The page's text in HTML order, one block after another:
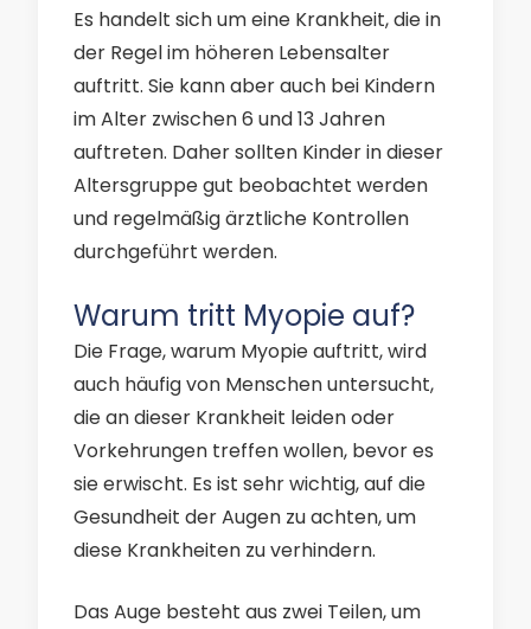
Es handelt sich um eine Krankheit, die in
der Regel im höheren Lebensalter
auftritt. Sie kann aber auch bei Kindern
im Alter zwischen 6 und 13 Jahren
auftreten. Daher sollten Kinder in dieser
Altersgruppe gut beobachtet werden
und regelmäßig ärztliche Kontrollen
durchgeführt werden.
Warum tritt Myopie auf?
Die Frage, warum Myopie auftritt, wird
auch häufig von Menschen untersucht,
die an dieser Krankheit leiden oder
Vorkehrungen treffen wollen, bevor es
sie erwischt. Es ist sehr wichtig, auf die
Gesundheit der Augen zu achten, um
diese Krankheiten zu verhindern.
Das Auge besteht aus zwei Teilen, um